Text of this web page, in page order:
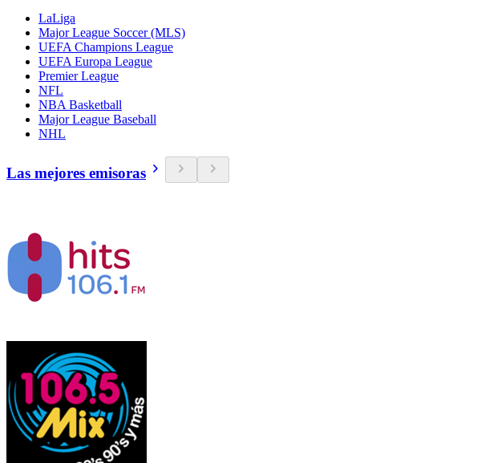
LaLiga
Major League Soccer (MLS)
UEFA Champions League
UEFA Europa League
Premier League
NFL
NBA Basketball
Major League Baseball
NHL
Las mejores emisoras